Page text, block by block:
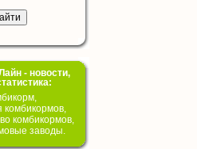
- новости,
комбикормов,
комбикормов,
заводы.